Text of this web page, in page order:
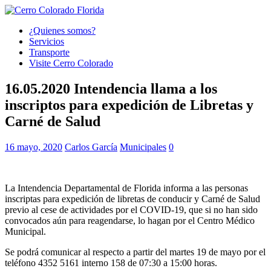
¿Quienes somos?
Servicios
Transporte
Visite Cerro Colorado
16.05.2020 Intendencia llama a los
inscriptos para expedición de Libretas y
Carné de Salud
16 mayo, 2020 Carlos García Municipales 0
La Intendencia Departamental de Florida informa a las personas
inscriptas para expedición de libretas de conducir y Carné de Salud
previo al cese de actividades por el COVID-19, que si no han sido
convocados aún para reagendarse, lo hagan por el Centro Médico
Municipal.
Se podrá comunicar al respecto a partir del martes 19 de mayo por el
teléfono 4352 5161 interno 158 de 07:30 a 15:00 horas.